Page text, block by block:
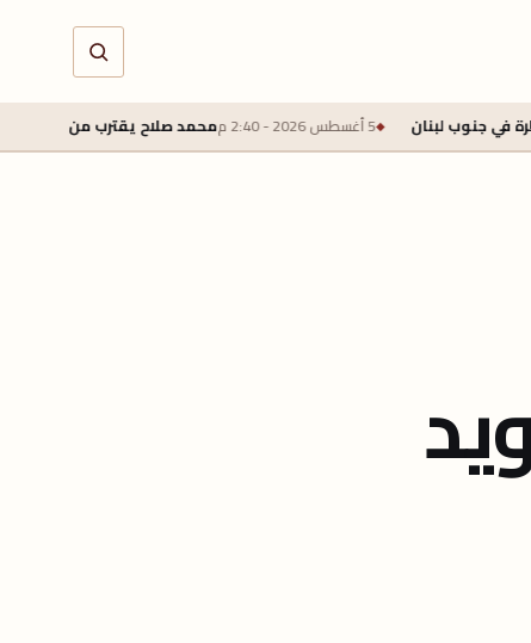
5 أغسطس 2026 - 2:40 م محمد صلاح يقترب من طرابزون سبور بعقد لمدة